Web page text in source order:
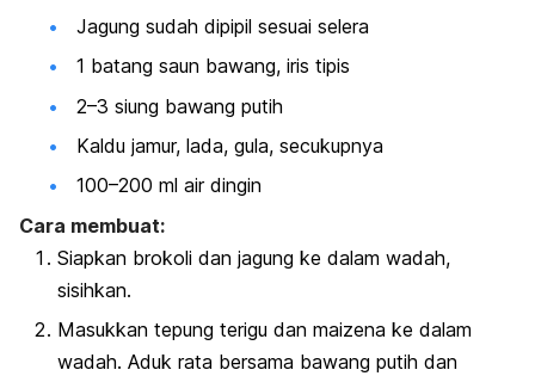
Jagung sudah dipipil sesuai selera
1 batang saun bawang, iris tipis
2–3 siung bawang putih
Kaldu jamur, lada, gula, secukupnya
100–200 ml air dingin
Cara membuat:
Siapkan brokoli dan jagung ke dalam wadah,
sisihkan.
Masukkan tepung terigu dan maizena ke dalam
wadah. Aduk rata bersama bawang putih dan